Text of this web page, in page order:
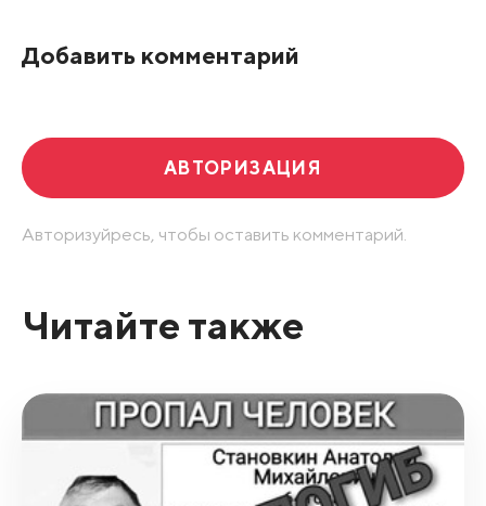
Добавить комментарий
АВТОРИЗАЦИЯ
Авторизуйресь, чтобы оставить комментарий.
Читайте также